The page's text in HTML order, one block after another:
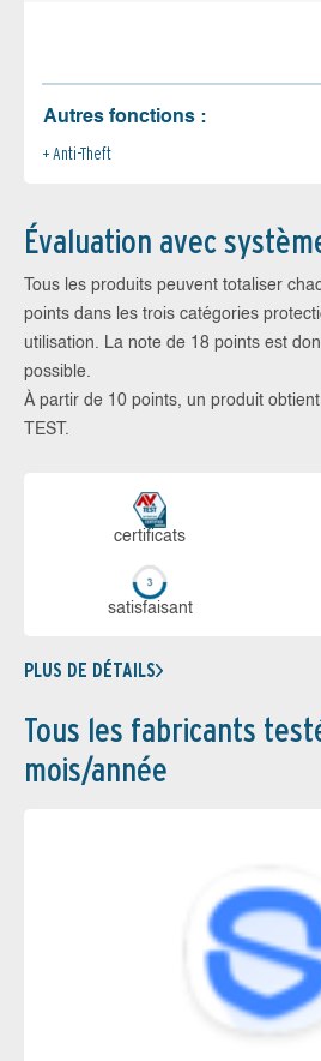
Autres fonctions :
Anti-Theft
Évaluation avec
Tous les produits peuvent totaliser
points dans les trois catégories
utilisation. La note de 18 points est
possible.
À partir de 10 points, un produit
TEST.
certi­ficats
sa­tis­fai­sant
PLUS DE DÉTAILS
Tous les fabricants
mois/année